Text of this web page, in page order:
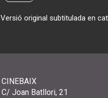
Versió original subtitulada en
CINEBAIX
C/ Joan Batllori, 21